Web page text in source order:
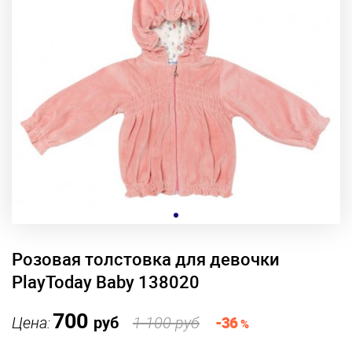
Розовая толстовка для девочки
PlayToday Baby 138020
Цена:700 руб 1 100 руб -36%